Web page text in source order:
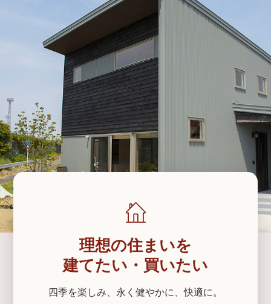
理想の住まいを
建てたい・買いたい
四季を楽しみ、永く健やかに、快適に。